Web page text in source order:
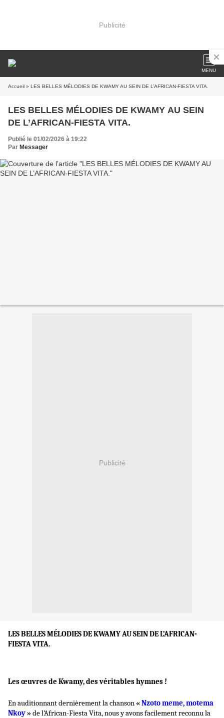
Publicité
MENU
Accueil » LES BELLES MÉLODIES DE KWAMY AU SEIN DE L’AFRICAN-FIESTA VITA.
LES BELLES MÉLODIES DE KWAMY AU SEIN
DE L’AFRICAN-FIESTA VITA.
Publié le 01/02/2026 à 19:22
Par Messager
Publicité
LES BELLES MÉLODIES DE KWAMY AU SEIN DE L’AFRICAN-
FIESTA VITA.
Les œuvres de Kwamy, des véritables hymnes !
En auditionnant dernièrement la chanson«Nzoto meme, motema
Nkoy»de l’African-Fiesta Vita, nous y avons facilement reconnu la